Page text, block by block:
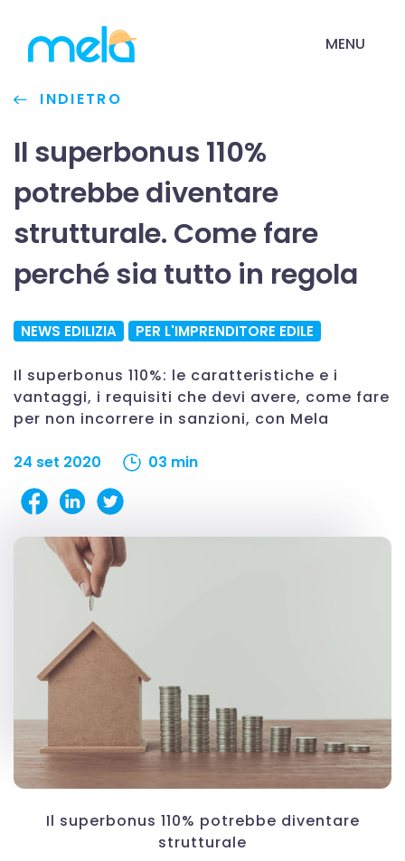
MENU
INDIETRO
Il superbonus 110%
potrebbe diventare
strutturale. Come fare
perché sia tutto in regola
NEWS EDILIZIA PER L'IMPRENDITORE EDILE
Il superbonus 110%: le caratteristiche e i
vantaggi, i requisiti che devi avere, come fare
per non incorrere in sanzioni, con Mela
24 set 2020 03 min
Il superbonus 110% potrebbe diventare
strutturale